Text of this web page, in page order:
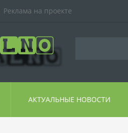
Реклама на проекте
АКТУАЛЬНЫЕ НОВОСТИ